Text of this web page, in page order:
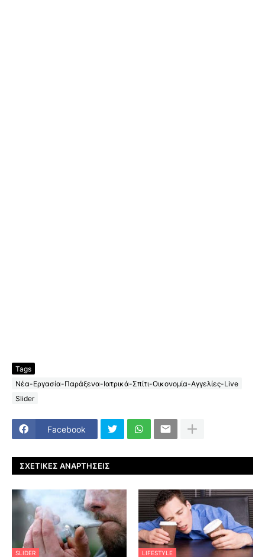
Tags
Νέα-Εργασία-Παράξενα-Ιατρικά-Σπίτι-Οικονομία-Αγγελίες-Live
Slider
Facebook
ΣΧΕΤΙΚΈΣ ΑΝΑΡΤΉΣΕΙΣ
SLIDER LIFESTYLE